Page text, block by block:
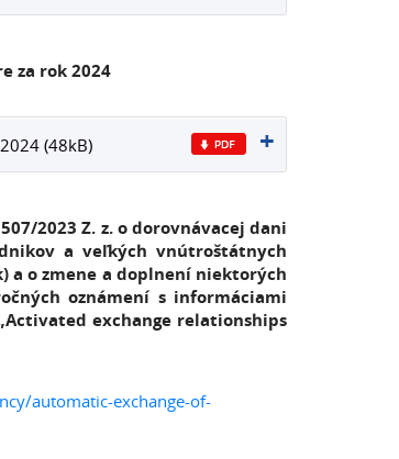
za rok 2024
(48kB)
2023 Z. z. o dorovnávacej dani
a veľkých vnútroštátnych
a o zmene a doplnení niektorých
oznámení s informáciami
exchange relationships
automatic-exchange-of-